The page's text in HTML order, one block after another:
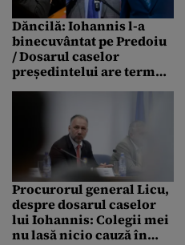
Dăncilă: Iohannis l-a
binecuvântat pe Predoiu
/ Dosarul caselor
președintelui are termen
Procurorul general Licu,
despre dosarul caselor
lui Iohannis: Colegii mei
nu lasă nicio cauză în